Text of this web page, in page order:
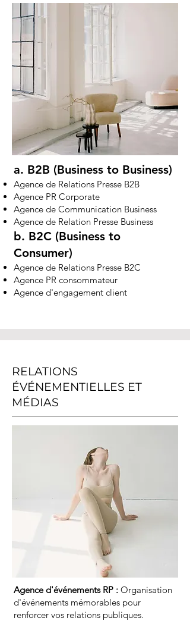
a. B2B (Business to Business)
Agence de Relations Presse B2B
Agence PR Corporate
Agence de Communication Business
Agence de Relation Presse Business
b. B2C (Business to
Consumer)
Agence de Relations Presse B2C
Agence PR consommateur
Agence d'engagement client
RELATIONS
ÉVÉNEMENTIELLES ET
MÉDIAS
Agence d'événements RP : Organisation
d'événements mémorables pour
renforcer vos relations publiques.